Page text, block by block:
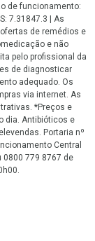
de funcionamento:
7.31847.3 | As
de remédios e
e não
pelo profissional da
de diagnosticar
adequado. Os
via internet. As
*Preços e
dia. Antibióticos e
Portaria nº
Central
0800 779 8767 de